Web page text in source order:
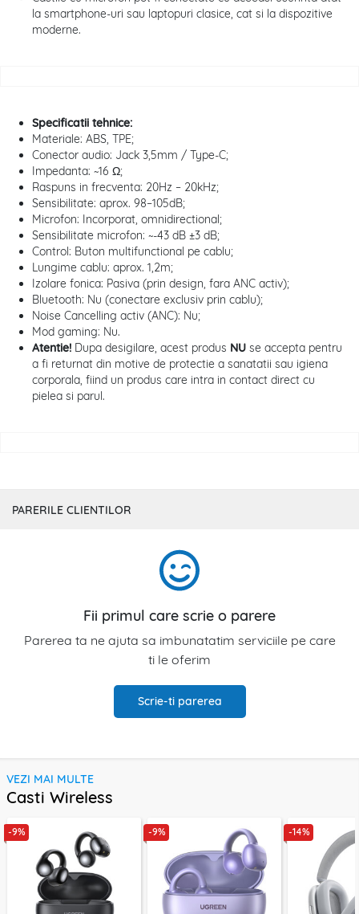
la smartphone-uri sau laptopuri clasice, cat si la dispozitive
moderne.
Specificatii tehnice:
Materiale: ABS, TPE;
Conector audio: Jack 3,5mm / Type-C;
Impedanta: ~16 Ω;
Raspuns in frecventa: 20Hz – 20kHz;
Sensibilitate: aprox. 98–105dB;
Microfon: Incorporat, omnidirectional;
Sensibilitate microfon: ~-43 dB ±3 dB;
Control: Buton multifunctional pe cablu;
Lungime cablu: aprox. 1,2m;
Izolare fonica: Pasiva (prin design, fara ANC activ);
Bluetooth: Nu (conectare exclusiv prin cablu);
Noise Cancelling activ (ANC): Nu;
Mod gaming: Nu.
Atentie! Dupa desigilare, acest produs NU se accepta pentru
a fi returnat din motive de protectie a sanatatii sau igiena
corporala, fiind un produs care intra in contact direct cu
pielea si parul.
PARERILE CLIENTILOR
Fii primul care scrie o parere
Parerea ta ne ajuta sa imbunatatim serviciile pe care
ti le oferim
Scrie-ti parerea
VEZI MAI MULTE
Casti Wireless
-9% -9% -14%